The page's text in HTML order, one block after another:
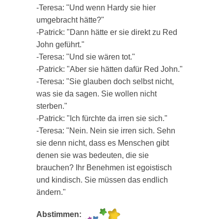
-Teresa: "Und wenn Hardy sie hier
umgebracht hätte?"
-Patrick: "Dann hätte er sie direkt zu Red
John geführt."
-Teresa: "Und sie wären tot."
-Patrick: "Aber sie hätten dafür Red John."
-Teresa: "Sie glauben doch selbst nicht,
was sie da sagen. Sie wollen nicht
sterben."
-Patrick: "Ich fürchte da irren sie sich."
-Teresa: "Nein. Nein sie irren sich. Sehn
sie denn nicht, dass es Menschen gibt
denen sie was bedeuten, die sie
brauchen? Ihr Benehmen ist egoistisch
und kindisch. Sie müssen das endlich
ändern."
Abstimmen: